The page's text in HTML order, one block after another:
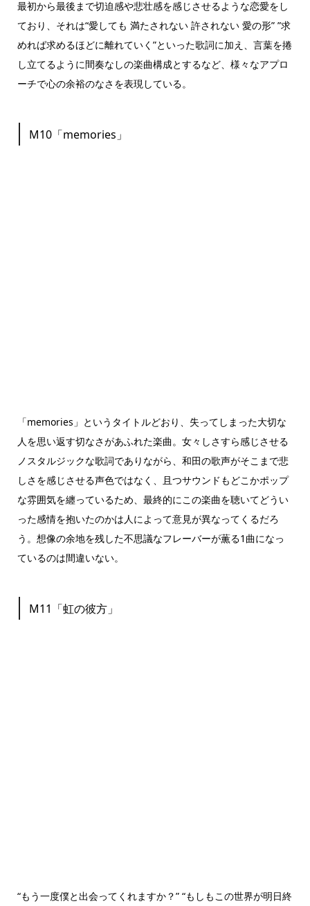
最初から最後まで切迫感や悲壮感を感じさせるような恋愛をし
ており、それは“愛しても 満たされない 許されない 愛の形” ”求
めれば求めるほどに離れていく”といった歌詞に加え、言葉を捲
し立てるように間奏なしの楽曲構成とするなど、様々なアプロ
ーチで心の余裕のなさを表現している。
M10「memories」
「memories」というタイトルどおり、失ってしまった大切な
人を思い返す切なさがあふれた楽曲。女々しさすら感じさせる
ノスタルジックな歌詞でありながら、和田の歌声がそこまで悲
しさを感じさせる声色ではなく、且つサウンドもどこかポップ
な雰囲気を纏っているため、最終的にこの楽曲を聴いてどうい
った感情を抱いたのかは人によって意見が異なってくるだろ
う。想像の余地を残した不思議なフレーバーが薫る1曲になっ
ているのは間違いない。
M11「虹の彼方」
“もう一度僕と出会ってくれますか？” “もしもこの世界が明日終